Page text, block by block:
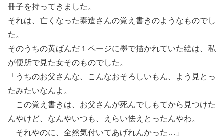
冊子を持ってきました。
それは、亡くなった泰造さんの覚え書きのようなものでし
た。
そのうちの黄ばんだ１ページに墨で描かれていた絵は、私
が便所で見た女そのものでした。
「うちのお父さんな、こんなおそろしいもん、よう見とっ
たみたいなんよ。
この覚え書きは、お父さんが死んでしもてから見つけた
んやけど、なんやいつも、えらい怯えとったんやわ。
それやのに、全然気付いてあげれんかった…」